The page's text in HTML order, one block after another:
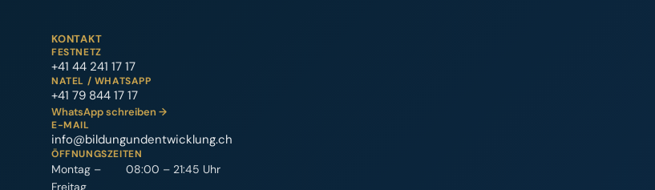
KONTAKT
FESTNETZ
+41 44 241 17 17
NATEL / WHATSAPP
+41 79 844 17 17
WhatsApp schreiben →
E-MAIL
info@bildungundentwicklung.ch
ÖFFNUNGSZEITEN
Montag –
Freitag
08:00 – 21:45 Uhr